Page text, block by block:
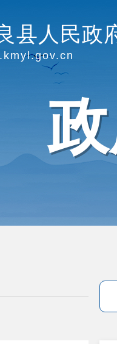
县人民政